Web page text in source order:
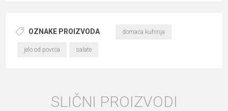
OZNAKE PROIZVODA domaća kuhinja
jelo od povrća salate
SLIČNI PROIZVODI